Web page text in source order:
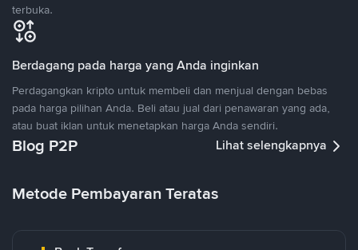
terbuka.
Berdagang pada harga yang Anda inginkan
Perdagangkan kripto untuk membeli dan menjual dengan bebas
pada harga pilihan Anda. Beli atau jual dari penawaran yang ada,
atau buat iklan untuk menetapkan harga Anda sendiri.
Blog P2P Lihat selengkapnya
Metode Pembayaran Teratas